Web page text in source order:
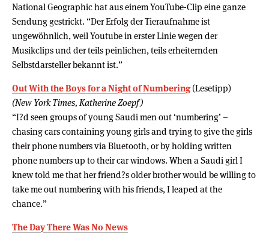
National Geographic hat aus einem YouTube-Clip eine ganze
Sendung gestrickt. “Der Erfolg der Tieraufnahme ist
ungewöhnlich, weil Youtube in erster Linie wegen der
Musikclips und der teils peinlichen, teils erheiternden
Selbstdarsteller bekannt ist.”
Out With the Boys for a Night of Numbering(Lesetipp)
(New York Times, Katherine Zoepf)
“I?d seen groups of young Saudi men out ‘numbering’ –
chasing cars containing young girls and trying to give the girls
their phone numbers via Bluetooth, or by holding written
phone numbers up to their car windows. When a Saudi girl I
knew told me that her friend?s older brother would be willing to
take me out numbering with his friends, I leaped at the
chance.”
The Day There Was No News